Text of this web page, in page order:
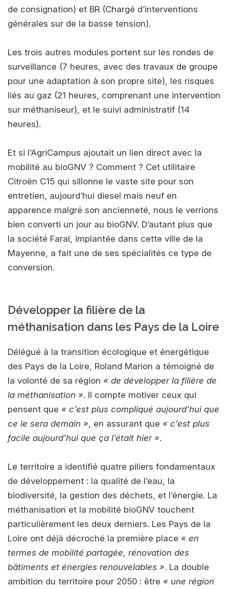
de consignation) et BR (Chargé d’interventions
générales sur de la basse tension).
Les trois autres modules portent sur les rondes de
surveillance (7 heures, avec des travaux de groupe
pour une adaptation à son propre site), les risques
liés au gaz (21 heures, comprenant une intervention
sur méthaniseur), et le suivi administratif (14
heures).
Et si l’AgriCampus ajoutait un lien direct avec la
mobilité au bioGNV ? Comment ? Cet utilitaire
Citroën C15 qui sillonne le vaste site pour son
entretien, aujourd’hui diesel mais neuf en
apparence malgré son ancienneté, nous le verrions
bien converti un jour au bioGNV. D’autant plus que
la société Faral, implantée dans cette ville de la
Mayenne, a fait une de ses spécialités ce type de
conversion.
Développer la filière de la
méthanisation dans les Pays de la Loire
Délégué à la transition écologique et énergétique
des Pays de la Loire, Roland Marion a témoigné de
la volonté de sa région « de développer la filière de
la méthanisation ». Il compte motiver ceux qui
pensent que « c’est plus compliqué aujourd’hui que
ce le sera demain » , en assurant que « c’est plus
facile aujourd’hui que ça l’était hier ».
Le territoire a identifié quatre piliers fondamentaux
de développement : la qualité de l’eau, la
biodiversité, la gestion des déchets, et l’énergie. La
méthanisation et la mobilité bioGNV touchent
particulièrement les deux derniers. Les Pays de la
Loire ont déjà décroché la première place « en
termes de mobilité partagée, rénovation des
bâtiments et énergies renouvelables ». La double
ambition du territoire pour 2050 : être « une région